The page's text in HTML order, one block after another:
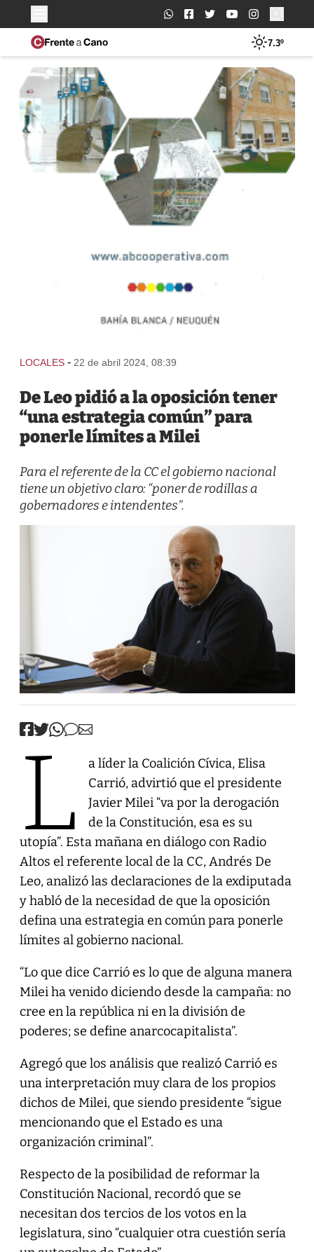
Buscar:
7.3º
LOCALES - 22 de abril 2024, 08:39
De Leo pidió a la oposición tener
“una estrategia común” para
ponerle límites a Milei
Para el referente de la CC el gobierno nacional
tiene un objetivo claro: “poner de rodillas a
gobernadores e intendentes”.
L
a líder la Coalición Cívica, Elisa
Carrió, advirtió que el presidente
Javier Milei “va por la derogación
de la Constitución, esa es su
utopía”. Esta mañana en diálogo con Radio
Altos el referente local de la CC, Andrés De
Leo, analizó las declaraciones de la exdiputada
y habló de la necesidad de que la oposición
defina una estrategia en común para ponerle
límites al gobierno nacional.
“Lo que dice Carrió es lo que de alguna manera
Milei ha venido diciendo desde la campaña: no
cree en la república ni en la división de
poderes; se define anarcocapitalista”.
Agregó que los análisis que realizó Carrió es
una interpretación muy clara de los propios
dichos de Milei, que siendo presidente “sigue
mencionando que el Estado es una
organización criminal”.
Respecto de la posibilidad de reformar la
Constitución Nacional, recordó que se
necesitan dos tercios de los votos en la
legislatura, sino “cualquier otra cuestión sería